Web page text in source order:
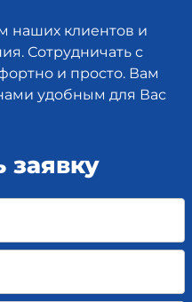
наших клиентов и
Сотрудничать с
и просто. Вам
удобным для Вас
заявку